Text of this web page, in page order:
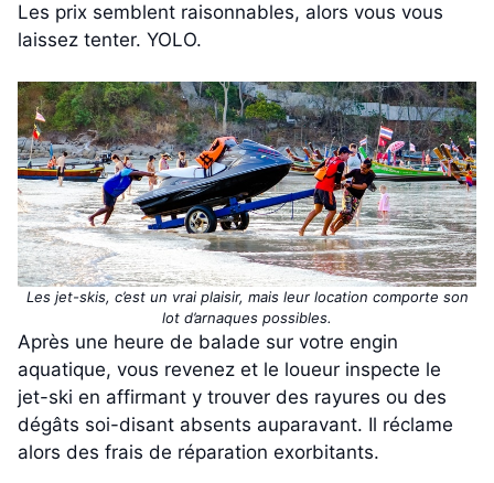
Les prix semblent raisonnables, alors vous vous
laissez tenter. YOLO.
Les jet-skis, c’est un vrai plaisir, mais leur location comporte son
lot d’arnaques possibles.
Après une heure de balade sur votre engin
aquatique, vous revenez et le loueur inspecte le
jet-ski en affirmant y trouver des rayures ou des
dégâts soi-disant absents auparavant. Il réclame
alors des frais de réparation exorbitants.